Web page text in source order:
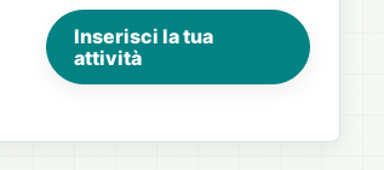
Inserisci la tua
attività